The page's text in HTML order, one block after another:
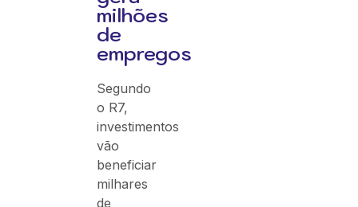
milhões
de
empregos
Segundo
o R7,
investimentos
vão
beneficiar
milhares
de